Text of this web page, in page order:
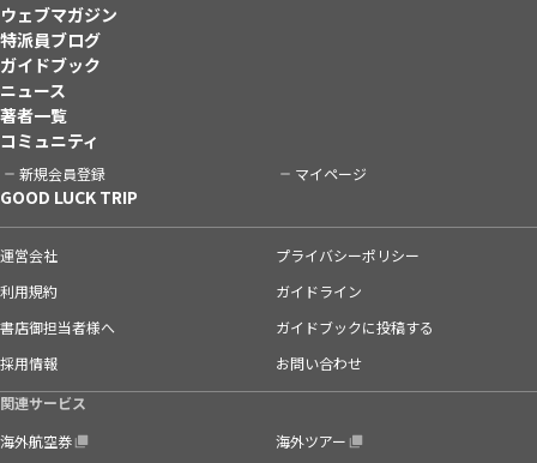
ウェブマガジン
特派員ブログ
ガイドブック
ニュース
著者一覧
コミュニティ
新規会員登録 マイページ
GOOD LUCK TRIP
運営会社
プライバシーポリシー
利用規約
ガイドライン
書店御担当者様へ
ガイドブックに投稿する
採用情報
お問い合わせ
関連サービス
海外航空券
海外ツアー